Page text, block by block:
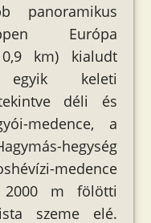
panoramikus
Európa
km) kialudt
egyik keleti
déli és
medence, a
hegység
medence
2000 m fölötti
szeme elé.